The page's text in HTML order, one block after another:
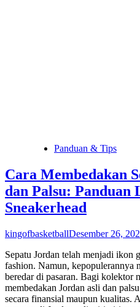
Panduan & Tips
Cara Membedakan
dan Palsu: Panduan
Sneakerhead
kingofbasketballDesember 26,
Sepatu Jordan telah menjadi ikon
fashion. Namun, kepopulerannya
beredar di pasaran. Bagi kolektor
membedakan Jordan asli dan
secara finansial maupun kualitas.